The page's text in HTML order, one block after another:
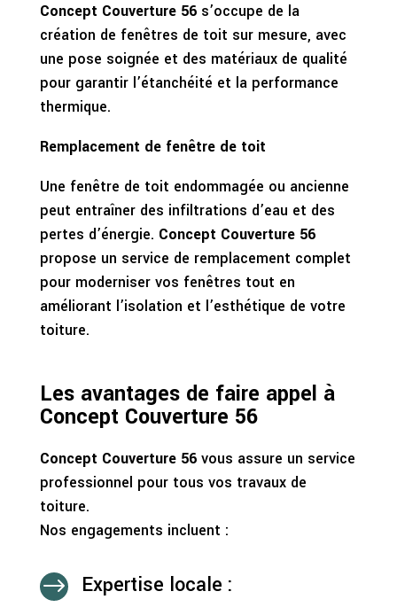
Concept Couverture 56s’occupe de la
création de fenêtres de toit sur mesure, avec
une pose soignée et des matériaux de qualité
pour garantir l’étanchéité et la performance
thermique.
Remplacement de fenêtre de toit
Une fenêtre de toit endommagée ou ancienne
peut entraîner des infiltrations d’eau et des
pertes d’énergie. Concept Couverture 56
propose un service de remplacement complet
pour moderniser vos fenêtres tout en
améliorant l’isolation et l’esthétique de votre
toiture.
Les avantages de faire appel à
Concept Couverture 56
Concept Couverture 56vous assure un service
professionnel pour tous vos travaux de
toiture.
Nos engagements incluent :
$ Expertise locale :